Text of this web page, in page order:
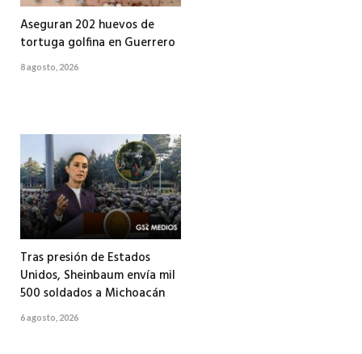
Aseguran 202 huevos de
tortuga golfina en Guerrero
8 agosto, 2026
Tras presión de Estados
Unidos, Sheinbaum envía mil
500 soldados a Michoacán
6 agosto, 2026